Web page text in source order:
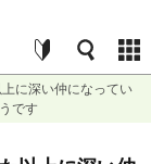
に深い仲になってい
です